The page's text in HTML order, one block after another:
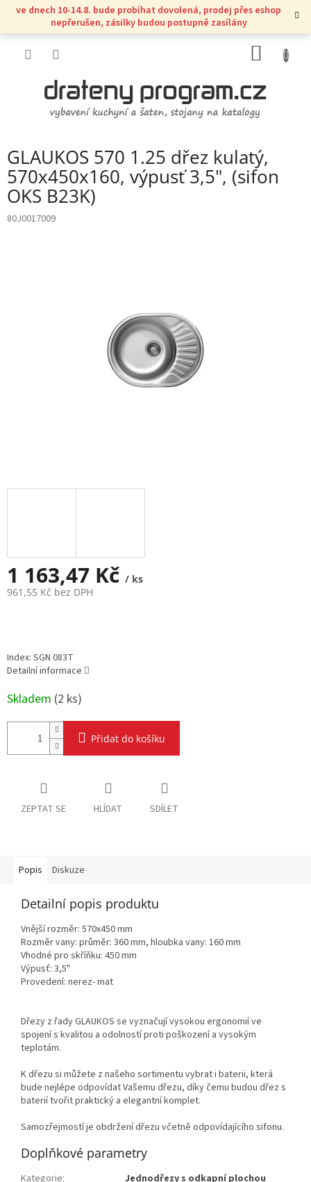
Přejít
obsah
ve dnech 10-14.8. bude probíhat dovolená, prodej přes eshop
nepřerušen, zásilky budou postupně zasílány
KOŠÍK
GLAUKOS 570 1.25 dřez kulatý,
570x450x160, výpusť 3,5", (sifon
OKS B23K)
80J0017009
1 163,47 Kč / ks
961,55 Kč bez DPH
Index: SGN 083T
Detailní informace
Skladem (2 ks)
Přidat do košíku
ZEPTAT SE HLÍDAT SDÍLET
Popis Diskuze
Detailní popis produktu
Vnější rozměr: 570x450 mm
Rozměr vany: průměr: 360 mm, hloubka vany: 160 mm
Vhodné pro skříňku: 450 mm
Výpusť: 3,5"
Provedení: nerez- mat
Dřezy z řady GLAUKOS se vyznačují vysokou ergonomií ve
spojení s kvalitou a odolností proti poškození a vysokým
teplotám.
K dřezu si můžete z našeho sortimentu vybrat i baterii, která
bude nejlépe odpovídat Vašemu dřezu, díky čemu budou dřez s
baterií tvořit praktický a elegantní komplet.
Samozřejmostí je obdržení dřezu včetně odpovídajícího sifonu.
Doplňkové parametry
Kategorie:
Jednodřezy s odkapní plochou